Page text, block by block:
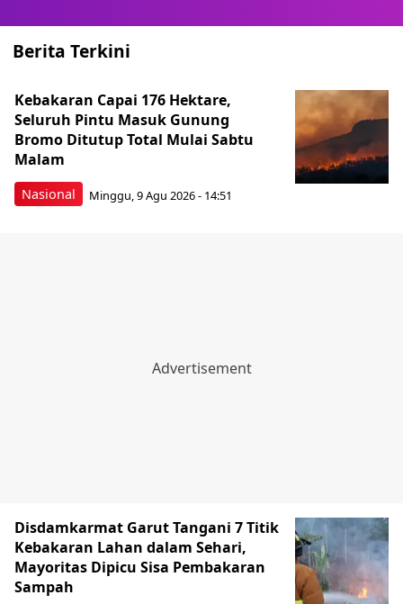
Berita Terkini
Nasional
Kebakaran Capai 176 Hektare,
Seluruh Pintu Masuk Gunung
Bromo Ditutup Total Mulai Sabtu
Malam
Minggu, 9 Agu 2026 - 14:51
Disdamkarmat Garut Tangani 7 Titik
Kebakaran Lahan dalam Sehari,
Mayoritas Dipicu Sisa Pembakaran
Sampah